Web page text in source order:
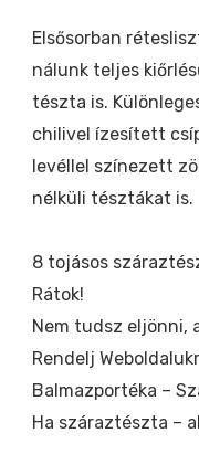
Elsősorban
nálunk teljes
tészta is.
chilivel ízesített
levéllel színezett
nélküli tésztákat is.
8 tojásos
Rátok!
Nem tudsz eljönni,
Rendelj
Balmazportéka –
Ha száraztészta –